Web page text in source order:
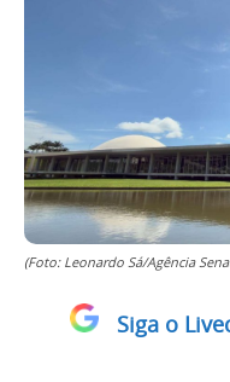
(Foto: Leonardo Sá/Agência
Siga o